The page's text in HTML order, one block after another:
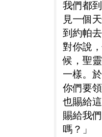
我們都
見一個
到約帕
對你說
候，聖
一樣。
你們要
也賜給
賜給我
嗎？」